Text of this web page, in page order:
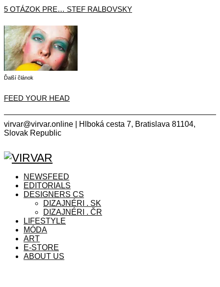
5 OTÁZOK PRE… STEF RALBOVSKY
Ďalší článok
FEED YOUR HEAD
virvar@virvar.online | Hlboká cesta 7, Bratislava 81104,
Slovak Republic
NEWSFEED
EDITORIALS
DESIGNERS CS
DIZAJNÉRI . SK
DIZAJNÉRI . ČR
LIFESTYLE
MÓDA
ART
E-STORE
ABOUT US